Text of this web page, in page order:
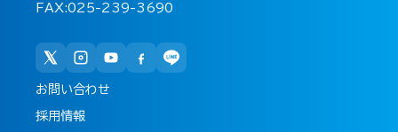
FAX:025-239-3690
お問い合わせ
採用情報